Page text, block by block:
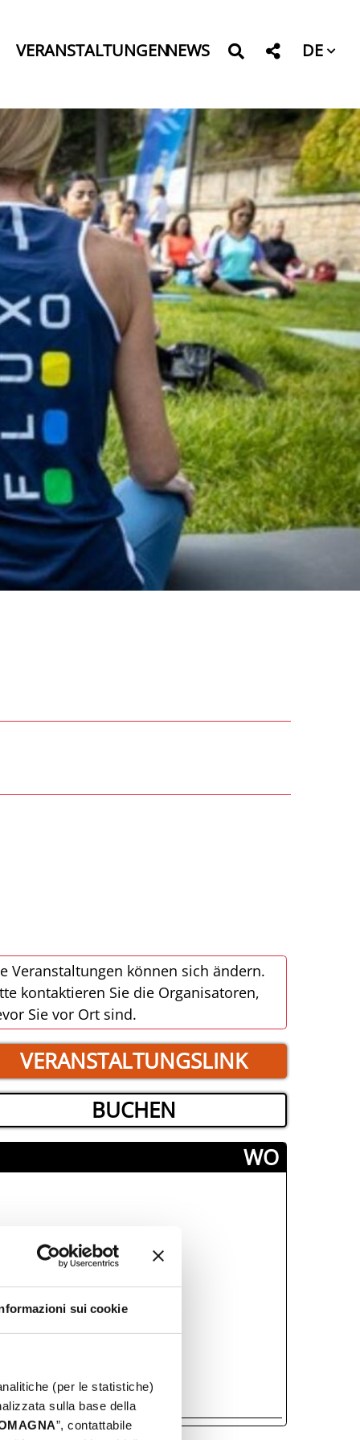
sui cookie
(per le statistiche)
sulla base della
”, contattabile
VERANSTALTUNGENNEWS DE
Veranstaltungen können sich ändern.
kontaktieren Sie die Organisatoren,
Sie vor Ort sind.
VERANSTALTUNGSLINK
BUCHEN
­WO